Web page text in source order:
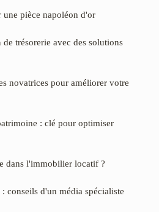
pièce napoléon d'or
trésorerie avec des solutions
novatrices pour améliorer votre
: clé pour optimiser
dans l'immobilier locatif ?
conseils d'un média spécialiste